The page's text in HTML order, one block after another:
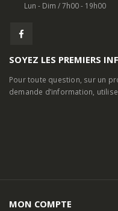
Lun - Dim / 7h00 - 19h00
SOYEZ LES PREMIERS
Pour toute question, sur un
demande d’information,
MON COMPTE